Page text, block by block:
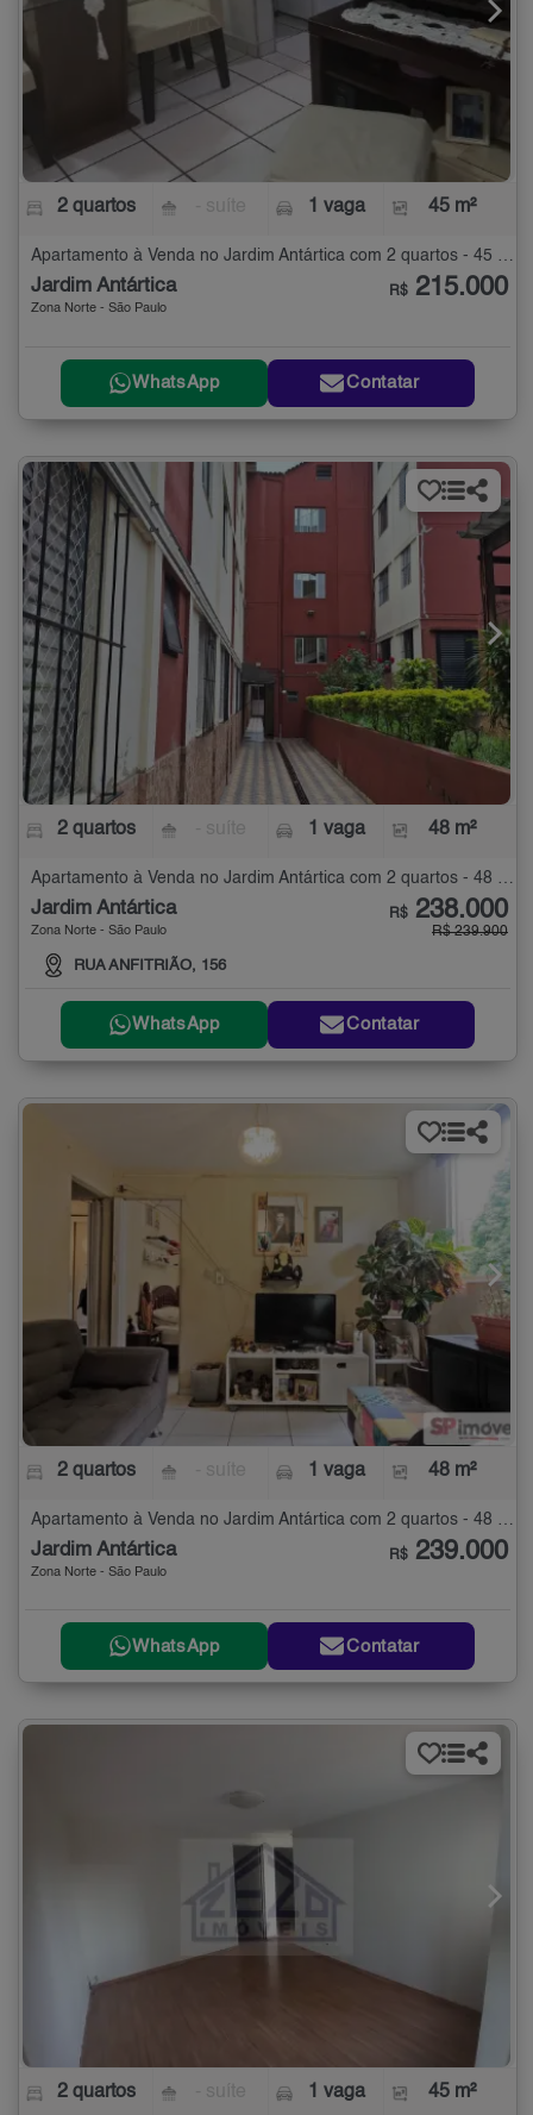
2 quartos 1 vaga 45 m²
Apartamento à Venda no Jardim Antártica com 2 quartos - 45 m²
Jardim Antártica
Zona Norte - São Paulo
R$ 215.000
WhatsApp Contatar
2 quartos 1 vaga 48 m²
Jardim Antártica
Zona Norte - São Paulo
RUA ANFITRIÃO, 156
R$ 238.000
R$ 239.900
WhatsApp Contatar
2 quartos 1 vaga 48 m²
Apartamento à Venda no Jardim Antártica com 2 quartos - 48 m²
Jardim Antártica
Zona Norte - São Paulo
R$ 239.000
WhatsApp Contatar
2 quartos 1 vaga 45 m²